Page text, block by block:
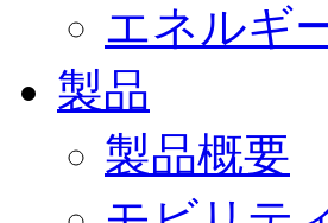
エネルギ
製品
製品概要